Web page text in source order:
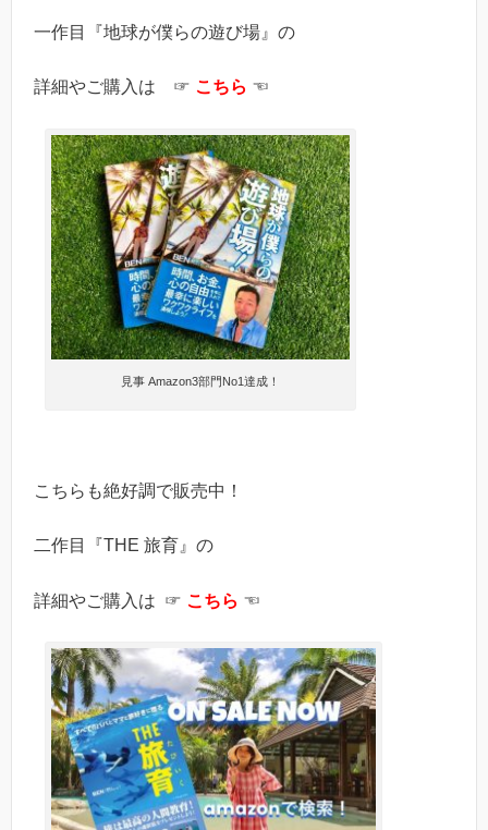
一作目『地球が僕らの遊び場』の
詳細やご購入は ☞ こちら ☜
見事 Amazon3部門No1達成！
こちらも絶好調で販売中！
二作目『THE 旅育』の
詳細やご購入は ☞ こちら ☜